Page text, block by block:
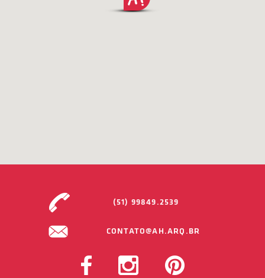
(51) 99849.2539
CONTATO@AH.ARQ.BR
FACEBOOK INSTAGRAM